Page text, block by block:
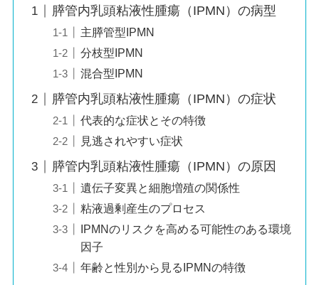
膵管内乳頭粘液性腫瘍（IPMN）の病型
主膵管型IPMN
分枝型IPMN
混合型IPMN
膵管内乳頭粘液性腫瘍（IPMN）の症状
代表的な症状とその特徴
見逃されやすい症状
膵管内乳頭粘液性腫瘍（IPMN）の原因
遺伝子変異と細胞増殖の関係性
粘液過剰産生のプロセス
IPMNのリスクを高める可能性のある環境
因子
年齢と性別から見るIPMNの特徴